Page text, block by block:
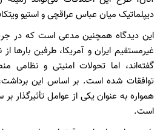
دیپلماتیک میان عباس عراقچی و استیو
این دیدگاه همچنین مدعی است که در
غیرمستقیم ایران و آمریکا، طرفین
گفته‌اند، اما تحولات امنیتی و نظامی
توافقات شده است. بر اساس این
همواره به عنوان یکی از عوامل تأثیرگذار
است.